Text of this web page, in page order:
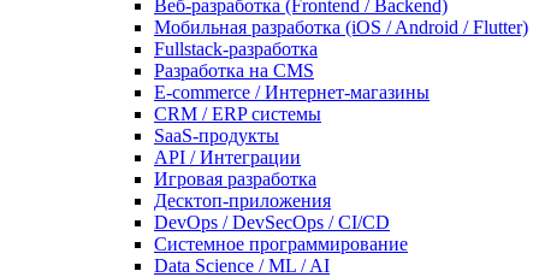
Веб-разработка (Frontend / Backend)
Мобильная разработка (iOS / Android / Flutter)
Fullstack-разработка
Разработка на CMS
E-commerce / Интернет-магазины
CRM / ERP системы
SaaS-продукты
API / Интеграции
Игровая разработка
Десктоп-приложения
DevOps / DevSecOps / CI/CD
Системное программирование
Data Science / ML / AI